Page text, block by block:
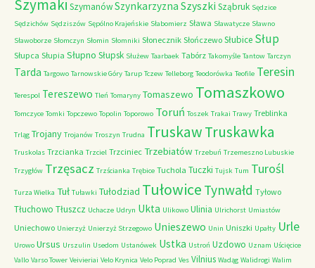
Szymaki SzymanówSzynkarzyzna Szyszki Sząbruk Sędzice
Sędzichów Sędziszów Sępólno Krajeńskie Słabomierz Sława Sławatycze Sławno
Sławoborze Słomczyn Słomin Słomniki Słonecznik Słończewo Słubice Słup
Słupca Słupia Słupno Słupsk Służew Taarbaek Tabórz Takomyśle Tantow Tarczyn
Tarda Targowo Tarnowskie Góry Tarup Tczew Telleborg Teodorówka Teofile Teresin
Terespol Tereszewo Tleń Tomaryny Tomaszewo Tomaszkowo
Tomczyce Tomki Topczewo Topolin Toporowo Toruń Toszek Trakai Trawy Treblinka
Trląg Trojany Trojanów Troszyn Trudna TruskawTruskawka
Truskolas Trzcianka Trzciel Trzciniec Trzebiatów Trzebuń Trzemeszno Lubuskie
Trzygłów Trzęsacz Trzścianka Trębice Tuchola Tuczki Tujsk Tum Turośl
Turza Wielka Tuł Tuławki Tułodziad Tułowice Tynwałd Tyłowo
Tłuchowo Tłuszcz Uchacze Udryn Ukta Ulikowo Ulinia Ulrichorst Umiastów
Uniechowo Unierzyż Unierzyż Strzegowo Unieszewo Unin Uniszki Upałty Urle
Urowo Ursus Urszulin Usedom Ustanówek Ustka Ustroń Uzdowo Uznam Uścięcice
Vallo Varso Tower Veivieriai Velo Krynica Velo Poprad Ves Vilnius Wadąg Walidrogi Walim